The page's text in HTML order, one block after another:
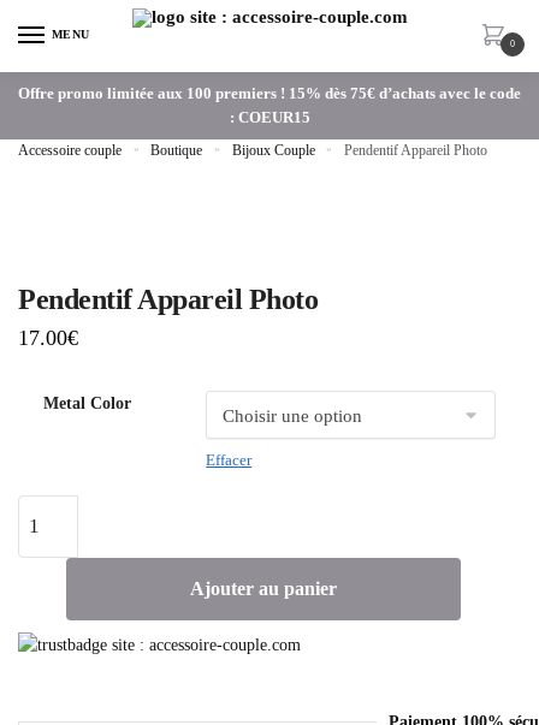
MENU
0
Offre promo limitée aux 100 premiers ! 15% dès 75€ d’achats avec le code
: COEUR15
Accessoire couple » Boutique » Bijoux Couple » Pendentif Appareil Photo
Pendentif Appareil Photo
17.00€
Metal Color
Effacer
Ajouter au panier